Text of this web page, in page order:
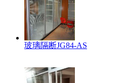
玻璃隔断JG84-AS